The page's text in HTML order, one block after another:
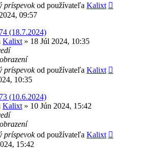
príspevokod používateľa Kalixt
09:57
(18.7.2024)
Kalixt » 18 Júl 2024, 10:35
príspevokod používateľa Kalixt
10:35
(10.6.2024)
Kalixt » 10 Jún 2024, 15:42
príspevokod používateľa Kalixt
15:42